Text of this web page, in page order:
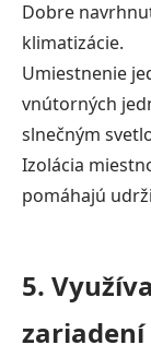
Dobre
klimatizácie.
Umiestnenie
vnútorných
slnečným
Izolácia
pomáhajú
5.
zariadení